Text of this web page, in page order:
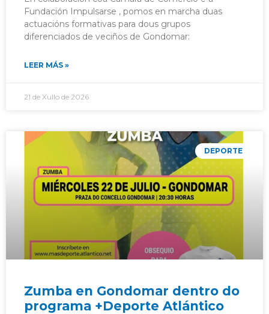
Fundación Impulsarse , pomos en marcha duas
actuacións formativas para dous grupos
diferenciados de veciños de Gondomar:
LEER MÁS »
21 de Xullo de 2026
DEPORTE
Zumba en Gondomar dentro do
programa +Deporte Atlántico